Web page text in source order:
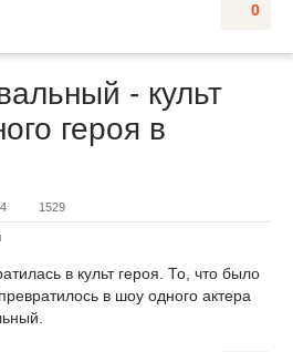
0
- культ
героя в
1529
в культ героя. То, что было
в шоу одного актера